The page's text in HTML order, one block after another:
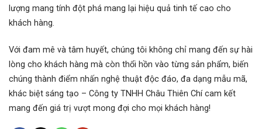
lượng mang tính đột phá mang lại hiệu quả tinh tế cao cho
khách hàng.
Với đam mê và tâm huyết, chúng tôi không chỉ mang đến sự hài
lòng cho khách hàng mà còn thổi hồn vào từng sản phẩm, biến
chúng thành điểm nhấn nghệ thuật độc đáo, đa dạng mẫu mã,
khác biệt sáng tạo – Công ty TNHH Châu Thiên Chí cam kết
mang đến giá trị vượt mong đợi cho mọi khách hàng!